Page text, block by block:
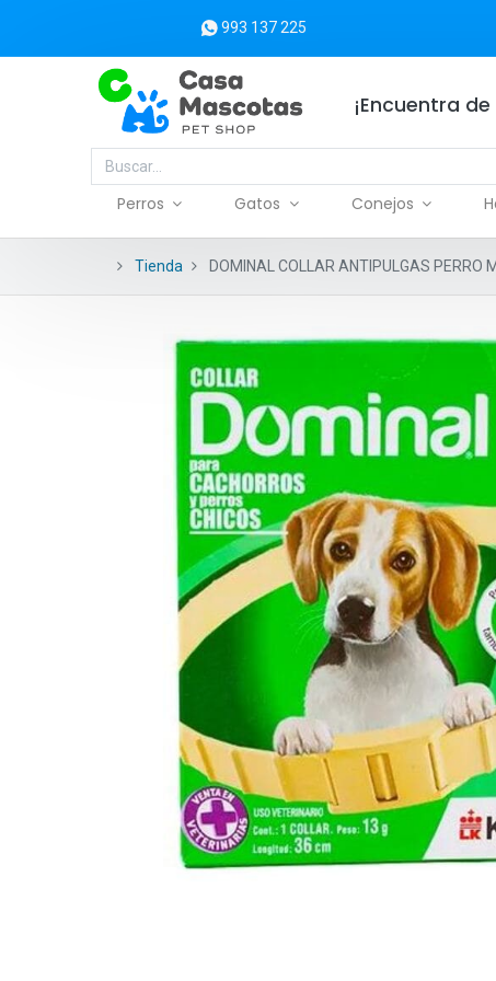
993 137 225
¡Encuentra
Perros Gatos Conejos
Tienda DOMINAL COLLAR ANTIPULGAS PERRO